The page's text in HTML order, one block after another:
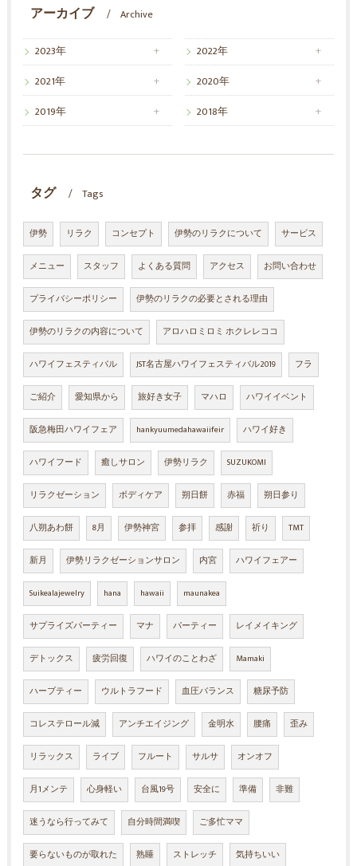
アーカイブ Archive
2023年
2022年
2021年
2020年
2019年
2018年
タグ Tags
伊勢 リラク コンセプト 伊勢のリラクについて サービス
メニュー スタッフ よくある質問 アクセス お問い合わせ
プライバシーポリシー 伊勢のリラクの必要とされる理由
伊勢のリラクの内容について アロハロミロミ ホクレレココ
ハワイフェスティバル JST名古屋ハワイフェスティバル2019 フラ
ご紹介 愛知県から 旅好き女子 マハロ ハワイイベント
阪急梅田ハワイフェア hankyuumedahawaiifeir ハワイ好き
ハワイフード 癒しサロン 伊勢リラク SUZUKOMI
リラクゼーション ボディケア 朔日餅 赤福 朔日参り
八朔あわ餅 8月 伊勢神宮 参拝 感謝 祈り TMT
新月 伊勢リラクゼーションサロン 内宮 ハワイフェアー
Suikealajewelry hana hawaii maunakea
サプライズパーティー マナ パーティー レイメイキング
デトックス 疲労回復 ハワイのことわざ Mamaki
ハーブティー ウルトラフード 血圧バランス 糖尿予防
コレステロール減 アンチエイジング 金明水 腰痛 歪み
リラックス ライブ フルート サルサ オンオフ
月1メンテ 心身軽い 台風19号 安全に 準備 非難
迷うなら行ってみて 自分時間満喫 ご多忙ママ
要らないものが取れた 熟睡 ストレッチ 気持ちいい